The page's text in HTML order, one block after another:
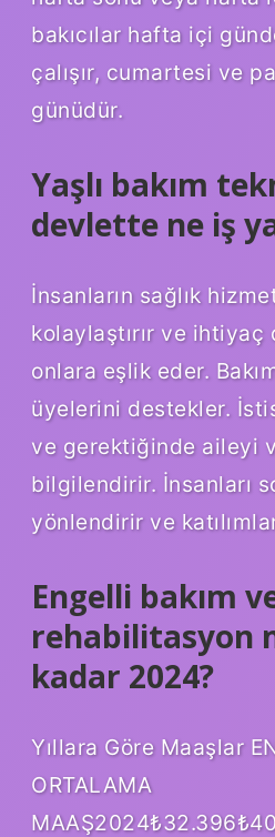
bakıcılar hafta içi
çalışır, cumartesi ve
günüdür.
Yaşlı bakım
devlette ne iş
İnsanların sağlık
kolaylaştırır ve ihtiyaç
onlara eşlik eder.
üyelerini destekler.
ve gerektiğinde aileyi
bilgilendirir. İnsanları
yönlendirir ve
Engelli bakım
rehabilitasyon
kadar 2024?
Yıllara Göre Maaşlar
ORTALAMA